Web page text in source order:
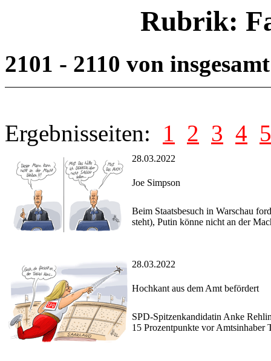
Rubrik:
2101 - 2110 von
Ergebnisseiten: 1 2 3 4 5
28.03.2022
Joe Simpson
Beim Staatsbesuch in Warschau
steht), Putin könne nicht an der
28.03.2022
Hochkant aus dem Amt befördert
SPD-Spitzenkandidatin Anke
15 Prozentpunkte vor Amtsinhaber